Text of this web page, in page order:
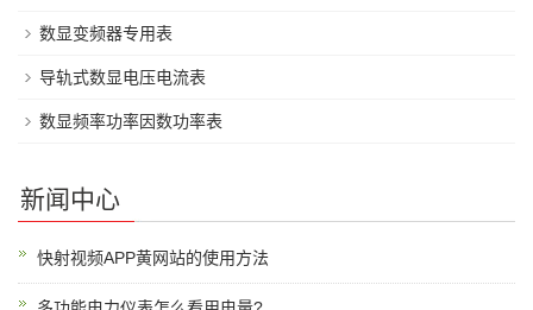
数显变频器专用表
导轨式数显电压电流表
数显频率功率因数功率表
新闻中心
快射视频APP黄网站的使用方法